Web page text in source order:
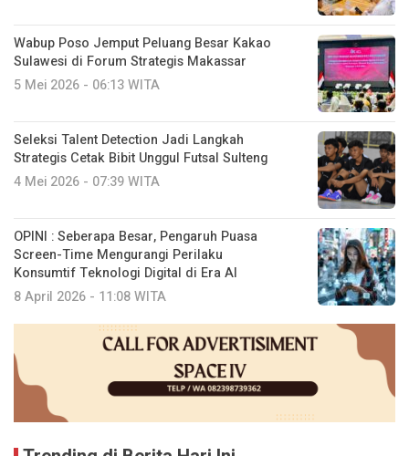
Wabup Poso Jemput Peluang Besar Kakao
Sulawesi di Forum Strategis Makassar
5 Mei 2026 - 06:13 WITA
Seleksi Talent Detection Jadi Langkah
Strategis Cetak Bibit Unggul Futsal Sulteng
4 Mei 2026 - 07:39 WITA
OPINI : Seberapa Besar, Pengaruh Puasa
Screen-Time Mengurangi Perilaku
Konsumtif Teknologi Digital di Era AI
8 April 2026 - 11:08 WITA